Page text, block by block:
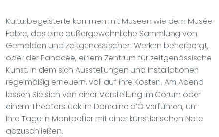
Kulturbegeisterte kommen mit Museen wie dem Musée
Fabre, das eine außergewöhnliche Sammlung von
Gemälden und zeitgenössischen Werken beherbergt,
oder der Panacée, einem Zentrum für zeitgenössische
Kunst, in dem sich Ausstellungen und Installationen
regelmäßig erneuern, voll auf ihre Kosten. Am Abend
lassen Sie sich von einer Vorstellung im Corum oder
einem Theaterstück im Domaine d’O verführen, um
Ihre Tage in Montpellier mit einer künstlerischen Note
abzuschließen.